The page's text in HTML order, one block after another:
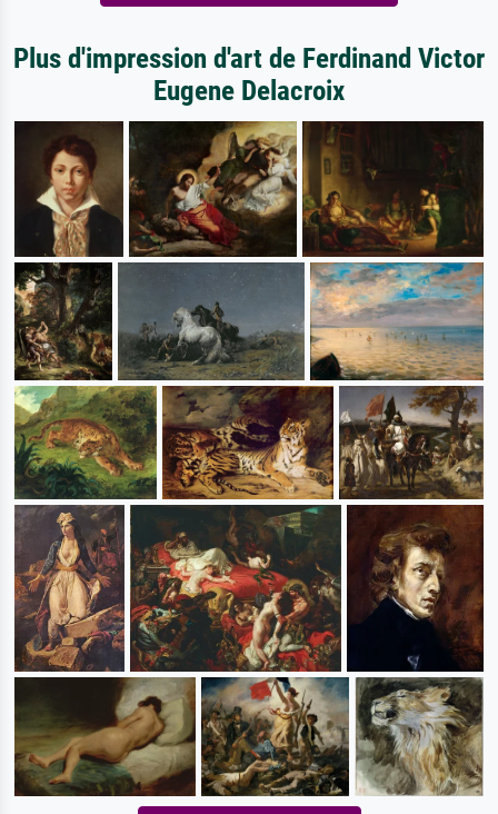
Plus d'impression d'art de Ferdinand Victor
Eugene Delacroix